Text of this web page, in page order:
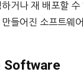
하거나 재 배포할
들어진 소프트웨
Software